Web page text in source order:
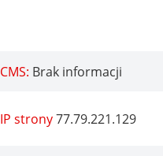
CMS: Brak informacji
IP strony77.79.221.129